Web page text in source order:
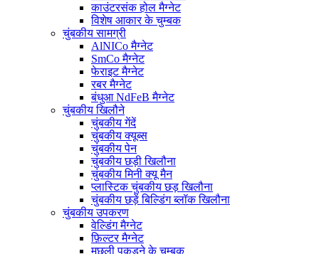
काउंटरसंक होल मैग्नेट
विशेष आकार के चुम्बक
चुंबकीय सामग्री
AlNICo मैग्नेट
SmCo मैग्नेट
फेराइट मैग्नेट
रबर मैग्नेट
बंधुआ NdFeB मैग्नेट
चुंबकीय खिलौने
चुंबकीय गेंदें
चुंबकीय क्यूब्स
चुंबकीय पेन
चुंबकीय छड़ी खिलौना
चुंबकीय मिनी क्यू मैन
प्लास्टिक चुंबकीय छड़ खिलौना
चुंबकीय छड़ें बिल्डिंग ब्लॉक खिलौना
चुंबकीय उपकरण
वेल्डिंग मैग्नेट
फ़िल्टर मैग्नेट
मछली पकड़ने के चुम्बक